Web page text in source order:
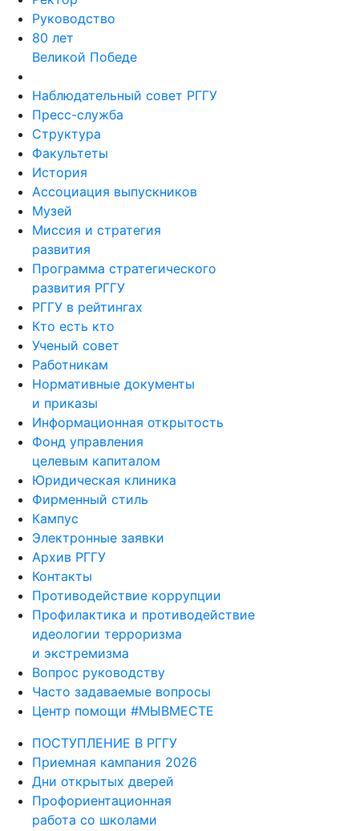
Руководство
80 лет
Великой Победе
Наблюдательный совет РГГУ
Пресс-служба
Структура
Факультеты
История
Ассоциация выпускников
Музей
Миссия и стратегия
развития
Программа стратегического
развития РГГУ
РГГУ в рейтингах
Кто есть кто
Ученый совет
Работникам
Нормативные документы
и приказы
Информационная открытость
Фонд управления
целевым капиталом
Юридическая клиника
Фирменный стиль
Кампус
Электронные заявки
Архив РГГУ
Контакты
Противодействие коррупции
Профилактика и противодействие
идеологии терроризма
и экстремизма
Вопрос руководству
Часто задаваемые вопросы
Центр помощи #МЫВМЕСТЕ
ПОСТУПЛЕНИЕ В РГГУ
Приемная кампания 2026
Дни открытых дверей
Профориентационная
работа со школами